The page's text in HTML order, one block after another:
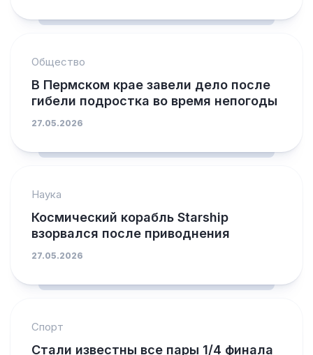
Общество
В Пермском крае завели дело после
гибели подростка во время непогоды
27.05.2026
Наука
Космический корабль Starship
взорвался после приводнения
27.05.2026
Спорт
Стали известны все пары 1/4 финала